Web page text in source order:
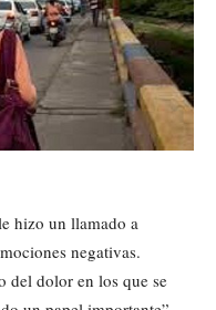
hizo un llamado a
negativas.
del dolor en los que se